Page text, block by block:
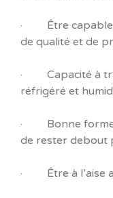
· Être capable
de qualité et de
· Capacité à
réfrigéré et
· Bonne forme
de rester debout
· Être à l’aise